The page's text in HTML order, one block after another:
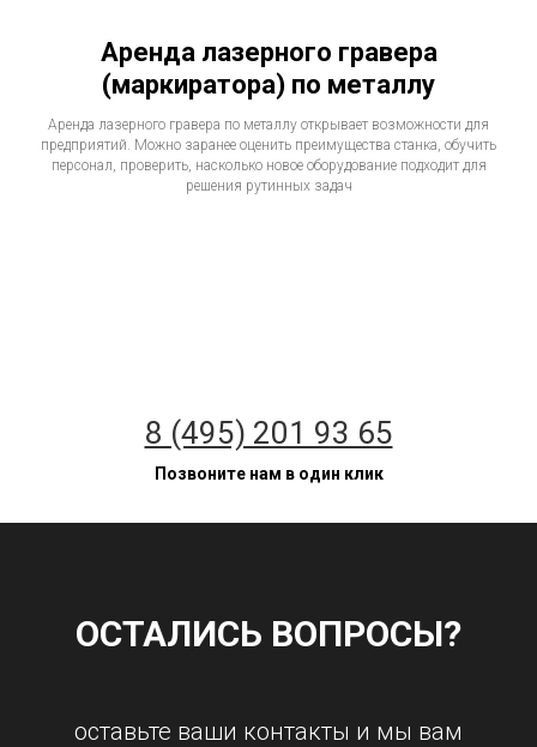
Аренда лазерного гравера
(маркиратора) по металлу
Аренда лазерного гравера по металлу открывает возможности для
предприятий. Можно заранее оценить преимущества станка, обучить
персонал, проверить, насколько новое оборудование подходит для
решения рутинных задач
8 (495) 201 93 65
Позвоните нам в один клик
ОСТАЛИСЬ ВОПРОСЫ?
оставьте ваши контакты и мы вам